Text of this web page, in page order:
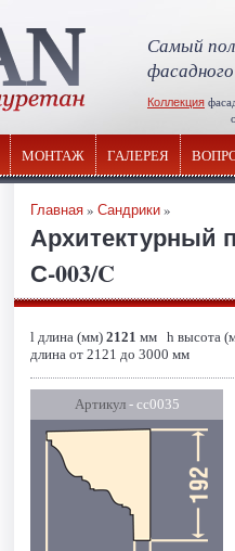
Самый
Коллекция
МОНТАЖ ГАЛЕРЕЯ
Главная» Сандрики»
Архитектурный
С-003/C
l длина (мм) 2121 мм h высота
длина от 2121 до 3000 мм
Артикул- сс0035